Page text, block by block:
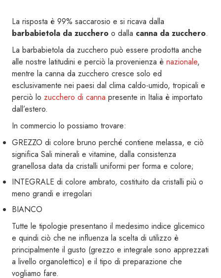
La risposta è 99% saccarosio e si ricava dalla
barbabietola da zucchero o dalla canna da zucchero.
La barbabietola da zucchero può essere prodotta anche
alle nostre latitudini e perciò la provenienza è nazionale,
mentre la canna da zucchero cresce solo ed
esclusivamente nei paesi dal clima caldo-umido, tropicali e
perciò lo zucchero di canna presente in Italia è importato
dall’estero.
In commercio lo possiamo trovare:
GREZZO di colore bruno perché contiene melassa, e ciò
significa Sali minerali e vitamine, dalla consistenza
granellosa data da cristalli uniformi per forma e colore;
INTEGRALE di colore ambrato, costituito da cristalli più o
meno grandi e irregolari
BIANCO
Tutte le tipologie presentano il medesimo indice glicemico
e quindi ciò che ne influenza la scelta di utilizzo è
principalmente il gusto (grezzo e integrale sono apprezzati
a livello organolettico) e il tipo di preparazione che
vogliamo fare.